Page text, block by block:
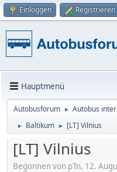
Einloggen Registrieren
Hauptmenü
Autobusforum ► Autobus
► Baltikum ► [LT] Vilnius
[LT] Vilnius
Begonnen von pTn, 12.